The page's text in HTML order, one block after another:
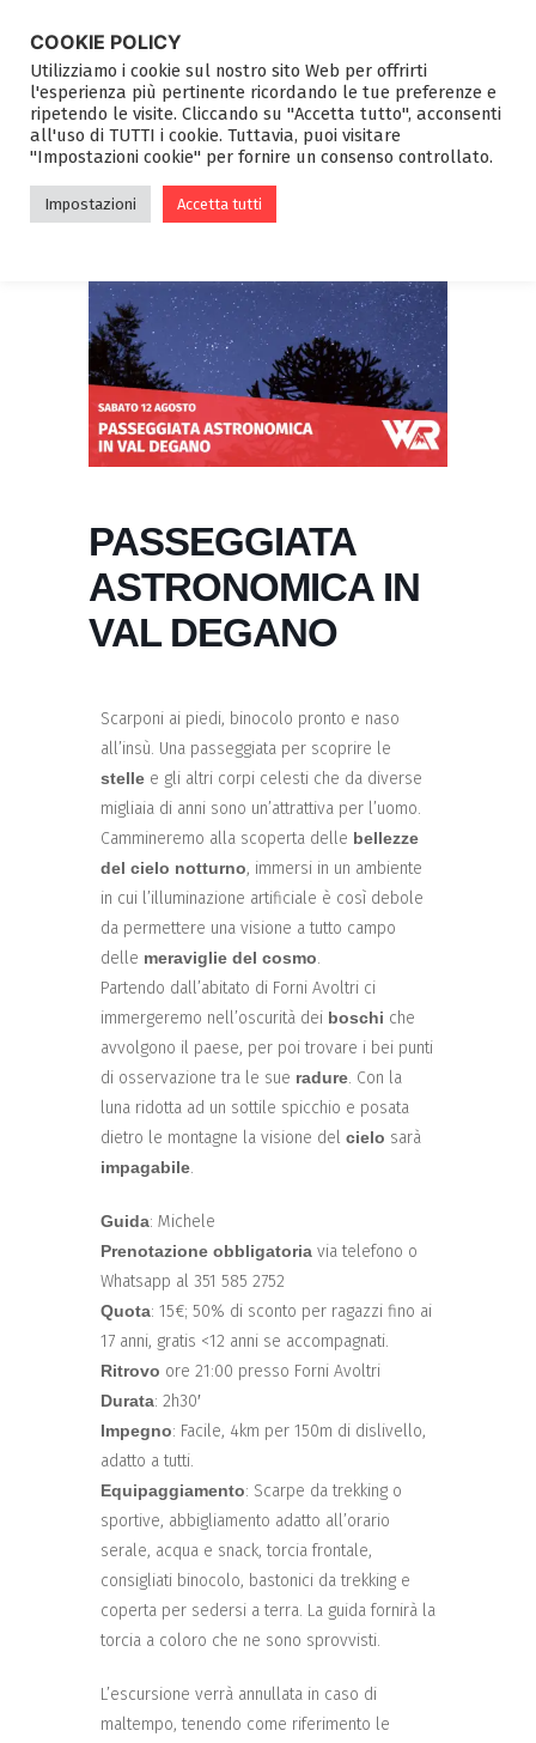
PASSEGGIATA
ASTRONOMICA IN
VAL DEGANO
Scarponi ai piedi, binocolo pronto e naso
all’insù. Una passeggiata per scoprire le
stelle e gli altri corpi celesti che da diverse
migliaia di anni sono un’attrattiva per l’uomo.
Cammineremo alla scoperta delle bellezze
del cielo notturno, immersi in un ambiente
in cui l’illuminazione artificiale è così debole
da permettere una visione a tutto campo
delle meraviglie del cosmo.
Partendo dall’abitato di Forni Avoltri ci
immergeremo nell’oscurità dei boschi che
avvolgono il paese, per poi trovare i bei punti
di osservazione tra le sue radure. Con la
luna ridotta ad un sottile spicchio e posata
dietro le montagne la visione del cielo sarà
impagabile.
Guida: Michele
Prenotazione obbligatoria via telefono o
Whatsapp al 351 585 2752
Quota: 15€; 50% di sconto per ragazzi fino ai
17 anni, gratis <12 anni se accompagnati.
Ritrovo ore 21:00 presso Forni Avoltri
Durata: 2h30′
Impegno: Facile, 4km per 150m di dislivello,
adatto a tutti.
Equipaggiamento: Scarpe da trekking o
sportive, abbigliamento adatto all’orario
serale, acqua e snack, torcia frontale,
consigliati binocolo, bastonici da trekking e
coperta per sedersi a terra. La guida fornirà la
torcia a coloro che ne sono sprovvisti.
L’escursione verrà annullata in caso di
maltempo, tenendo come riferimento le
COOKIE POLICY
Utilizziamo i cookie sul nostro sito Web per offrirti
l'esperienza più pertinente ricordando le tue preferenze e
ripetendo le visite. Cliccando su "Accetta tutto", acconsenti
all'uso di TUTTI i cookie. Tuttavia, puoi visitare
"Impostazioni cookie" per fornire un consenso controllato.
Impostazioni Accetta tutti